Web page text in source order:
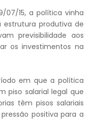
07/15, a política vinha
produtiva de
previsibilidade aos
os investimentos na
em que a política
piso salarial legal que
têm pisos salariais
positiva para a